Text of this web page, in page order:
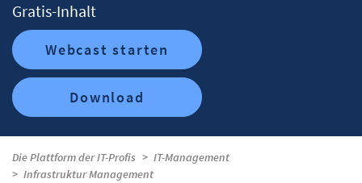
Gratis-Inhalt
Webcast starten
Download
Die Plattform der IT-Profis
IT-Management
Infrastruktur Management